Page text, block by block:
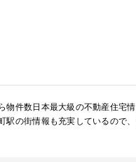
件数日本最大級の不動産住宅
の街情報も充実しているので